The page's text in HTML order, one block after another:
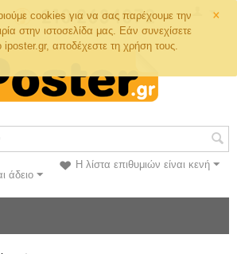
×
cookies για να σας παρέχουμε την
στην ιστοσελίδα μας. Εάν συνεχίσετε
iposter.gr, αποδέχεστε τη χρήση τους.
Η λίστα επιθυμιών είναι κενή
άδειο